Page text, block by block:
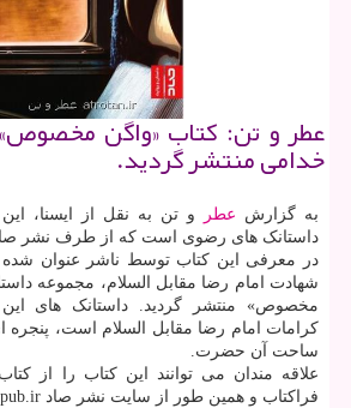
عطر و تن: كتاب «واگن
خدامی منتشر گردید.
به گزارش عطر
و تن به نقل از ایسنا،
داستانک های رضوی است که از طرف نشر صاد
در معرفی این کتاب توسط ناشر عنوان شده
شهادت امام رضا مقابل السلام، مجموعه
مخصوص» منتشر گردید. داستانک های
کرامات امام رضا مقابل السلام است،
ساحت آن حضرت.
علاقه مندان می توانند این کتاب را از
فراکتاب و همین طور از سایت نشر صاد saadpub.ir تهیه کنند.